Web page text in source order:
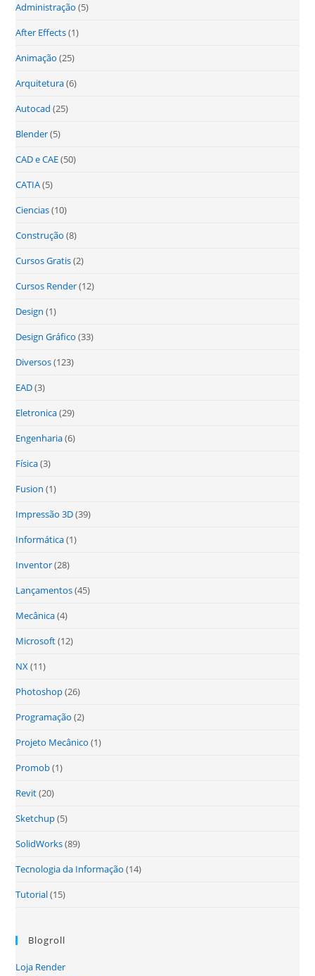
Administração (5)
After Effects(1)
Animação (25)
Arquitetura(6)
Autocad (25)
Blender(5)
CAD e CAE(50)
CATIA(5)
Ciencias(10)
Construção (8)
Cursos Gratis(2)
Cursos Render(12)
Design (1)
Design Gráfico (33)
Diversos(123)
EAD(3)
Eletronica(29)
Engenharia(6)
Física(3)
Fusion (1)
Impressão 3D(39)
Informática(1)
Inventor(28)
Lançamentos(45)
Mecânica(4)
Microsoft(12)
NX(11)
Photoshop(26)
Programação (2)
Projeto Mecânico (1)
Promob(1)
Revit(20)
Sketchup(5)
SolidWorks(89)
Tecnologia da Informação (14)
Tutorial(15)
Blogroll
Loja Render